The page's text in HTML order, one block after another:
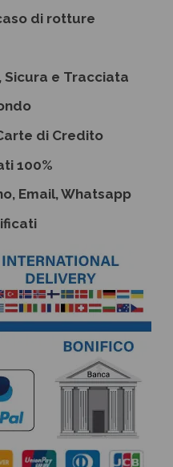
di rotture
Sicura e Tracciata
di Credito
100%
Email, Whatsapp